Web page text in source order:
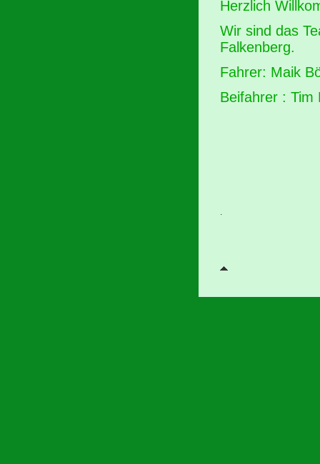
Herzlich
Wir sind das
Falkenberg.
Fahrer: Maik
Beifahrer : Tim
.